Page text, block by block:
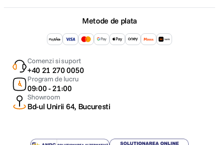
Metode de plata
Comenzi si suport
+40 21 270 0050
Program de lucru
09:00 - 21:00
Showroom
Bd-ul Unirii 64, Bucuresti